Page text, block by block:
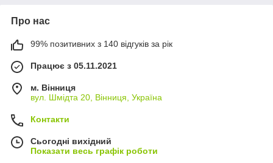
Про нас
99% позитивних з 140 відгуків за рік
Працює з 05.11.2021
м. Вінниця
вул. Шмідта 20, Вінниця, Україна
Контакти
Сьогодні вихідний
Показати весь графік роботи